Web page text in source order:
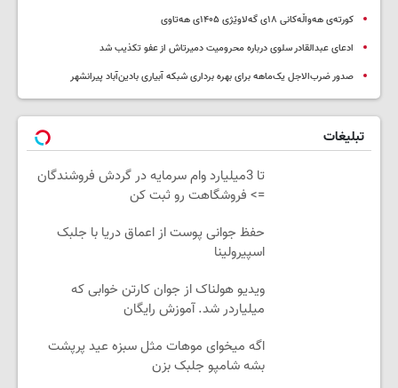
کورتەی هەواڵەکانی ۱۸ی گەلاوێژی ۱۴۰۵ی هەتاوی
ادعای عبدالقادر سلوی درباره محرومیت دمیرتاش از عفو تکذیب شد
صدور ضرب‌الاجل یک‌ماهه برای بهره برداری شبکه آبیاری بادین‌آباد پیرانشهر
تبلیغات
تا 3میلیارد وام سرمایه در گردش فروشندگان
=> فروشگاهت رو ثبت کن
حفظ جوانی پوست از اعماق دریا با جلبک
اسپیرولینا
ویدیو هولناک از جوان کارتن خوابی که
میلیاردر شد. آموزش رایگان
اگه میخوای موهات مثل سبزه عید پرپشت
بشه شامپو جلبک بزن